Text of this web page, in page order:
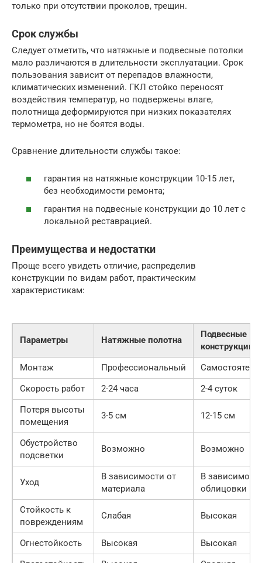
только при отсутствии проколов, трещин.
Срок службы
Следует отметить, что натяжные и подвесные потолки
мало различаются в длительности эксплуатации. Срок
пользования зависит от перепадов влажности,
климатических изменений. ГКЛ стойко переносят
воздействия температур, но подвержены влаге,
полотнища деформируются при низких показателях
термометра, но не боятся воды.
Сравнение длительности службы такое:
гарантия на натяжные конструкции 10-15 лет,
без необходимости ремонта;
гарантия на подвесные конструкции до 10 лет с
локальной реставрацией.
Преимущества и недостатки
Проще всего увидеть отличие, распределив
конструкции по видам работ, практическим
характеристикам:
Параметры Натяжные полотна
Подвесные
конструкции
Монтаж
Профессиональный
Скорость работ
2-24 часа
2-4 суток
Потеря высоты
помещения
3-5 см 12-15 см
Обустройство
подсветки
Возможно Возможно
Уход
В зависимости от
материала
В
облицовки
Стойкость к
повреждениям
Слабая Высокая
Огнестойкость Высокая
Высокая